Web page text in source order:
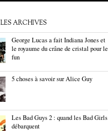
ARCHIVES
George Lucas a fait Indiana Jones et
le royaume du crâne de cristal pour le
fun
5 choses à savoir sur Alice Guy
Les Bad Guys 2 : quand les Bad Girls
débarquent